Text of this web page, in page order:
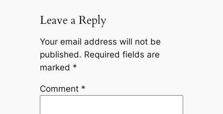
Leave a Reply
Your email address will not be
published. Required fields are
marked *
Comment *